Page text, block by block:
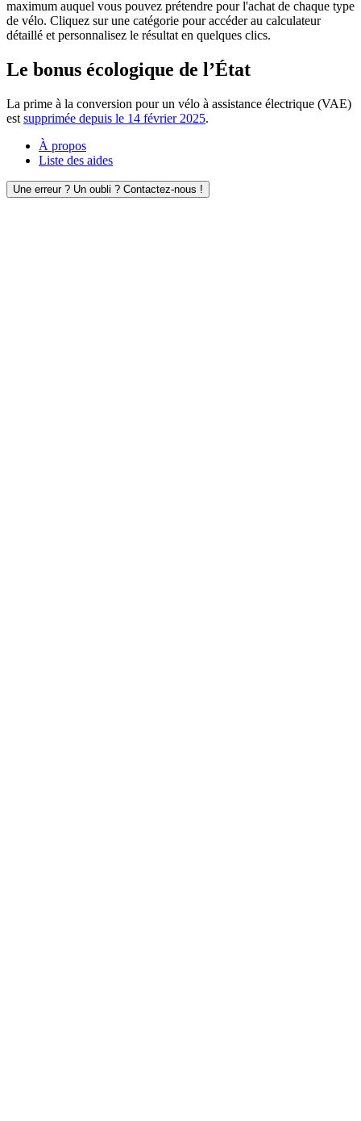
maximum auquel vous pouvez prétendre pour l'achat de chaque type
de vélo. Cliquez sur une catégorie pour accéder au calculateur
détaillé et personnalisez le résultat en quelques clics.
Le bonus écologique de l’État
La prime à la conversion pour un vélo à assistance électrique (VAE)
est supprimée depuis le 14 février 2025.
À propos
Liste des aides
Une erreur ? Un oubli ? Contactez-nous !